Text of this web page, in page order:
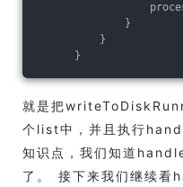
}
}
}
就是把
个list中，并且执行
知识点，我们知道
了。 接下来我们继续